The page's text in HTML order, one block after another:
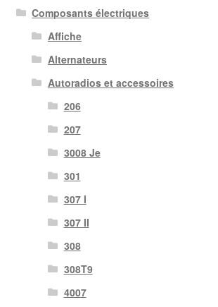
Composants électriques
Affiche
Alternateurs
Autoradios et accessoires
206
207
3008 Je
301
307 I
307 II
308
308T9
4007